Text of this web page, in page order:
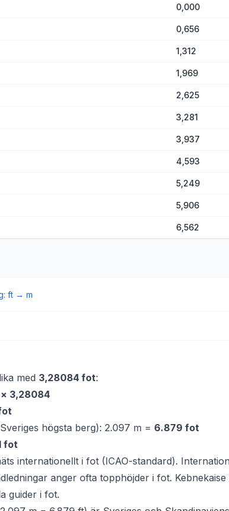
0,000
0,656
1,312
1,969
2,625
3,281
3,937
4,593
5,249
5,906
6,562
: ft → m
med 3,28084 fot:
3,28084
högsta berg): 2.097 m = 6.879 fot
fot
internationellt i fot (ICAO-standard).
anger ofta topphöjder i fot.
guider i fot.